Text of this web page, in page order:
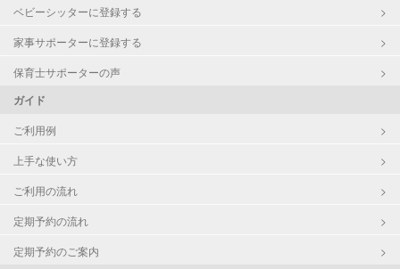
ベビーシッターに登録する
家事サポーターに登録する
保育士サポーターの声
ガイド
ご利用例
上手な使い方
ご利用の流れ
定期予約の流れ
定期予約のご案内